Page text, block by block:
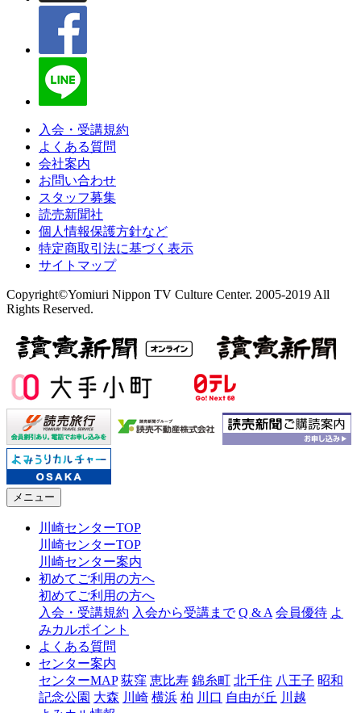
入会・受講規約
よくある質問
会社案内
お問い合わせ
スタッフ募集
読売新聞社
個人情報保護方針など
特定商取引法に基づく表示
サイトマップ
Copyright©Yomiuri Nippon TV Culture Center. 2005-2019 All
Rights Reserved.
メニュー
川崎センターTOP
川崎センターTOP
川崎センター案内
初めてご利用の方へ
初めてご利用の方へ
入会・受講規約 入会から受講まで Q & A 会員優待 よ
みカルポイント
よくある質問
センター案内
センターMAP 荻窪 恵比寿 錦糸町 北千住 八王子 昭和
記念公園 大森 川崎 横浜 柏 川口 自由が丘 川越